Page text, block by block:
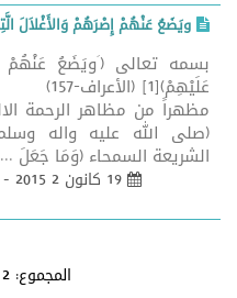
ويَضَعُ عَنْهُمْ إِصْرَهُمْ وَالأَغْلاَلَ
بسمه تعالى (َويَضَعُ عَنْهُمْ
مظهراً من مظاهر الرحمة
(صلى الله عليه واله
الشريعة السمحاء (وَمَا جَعَلَ ...
المجموع:2